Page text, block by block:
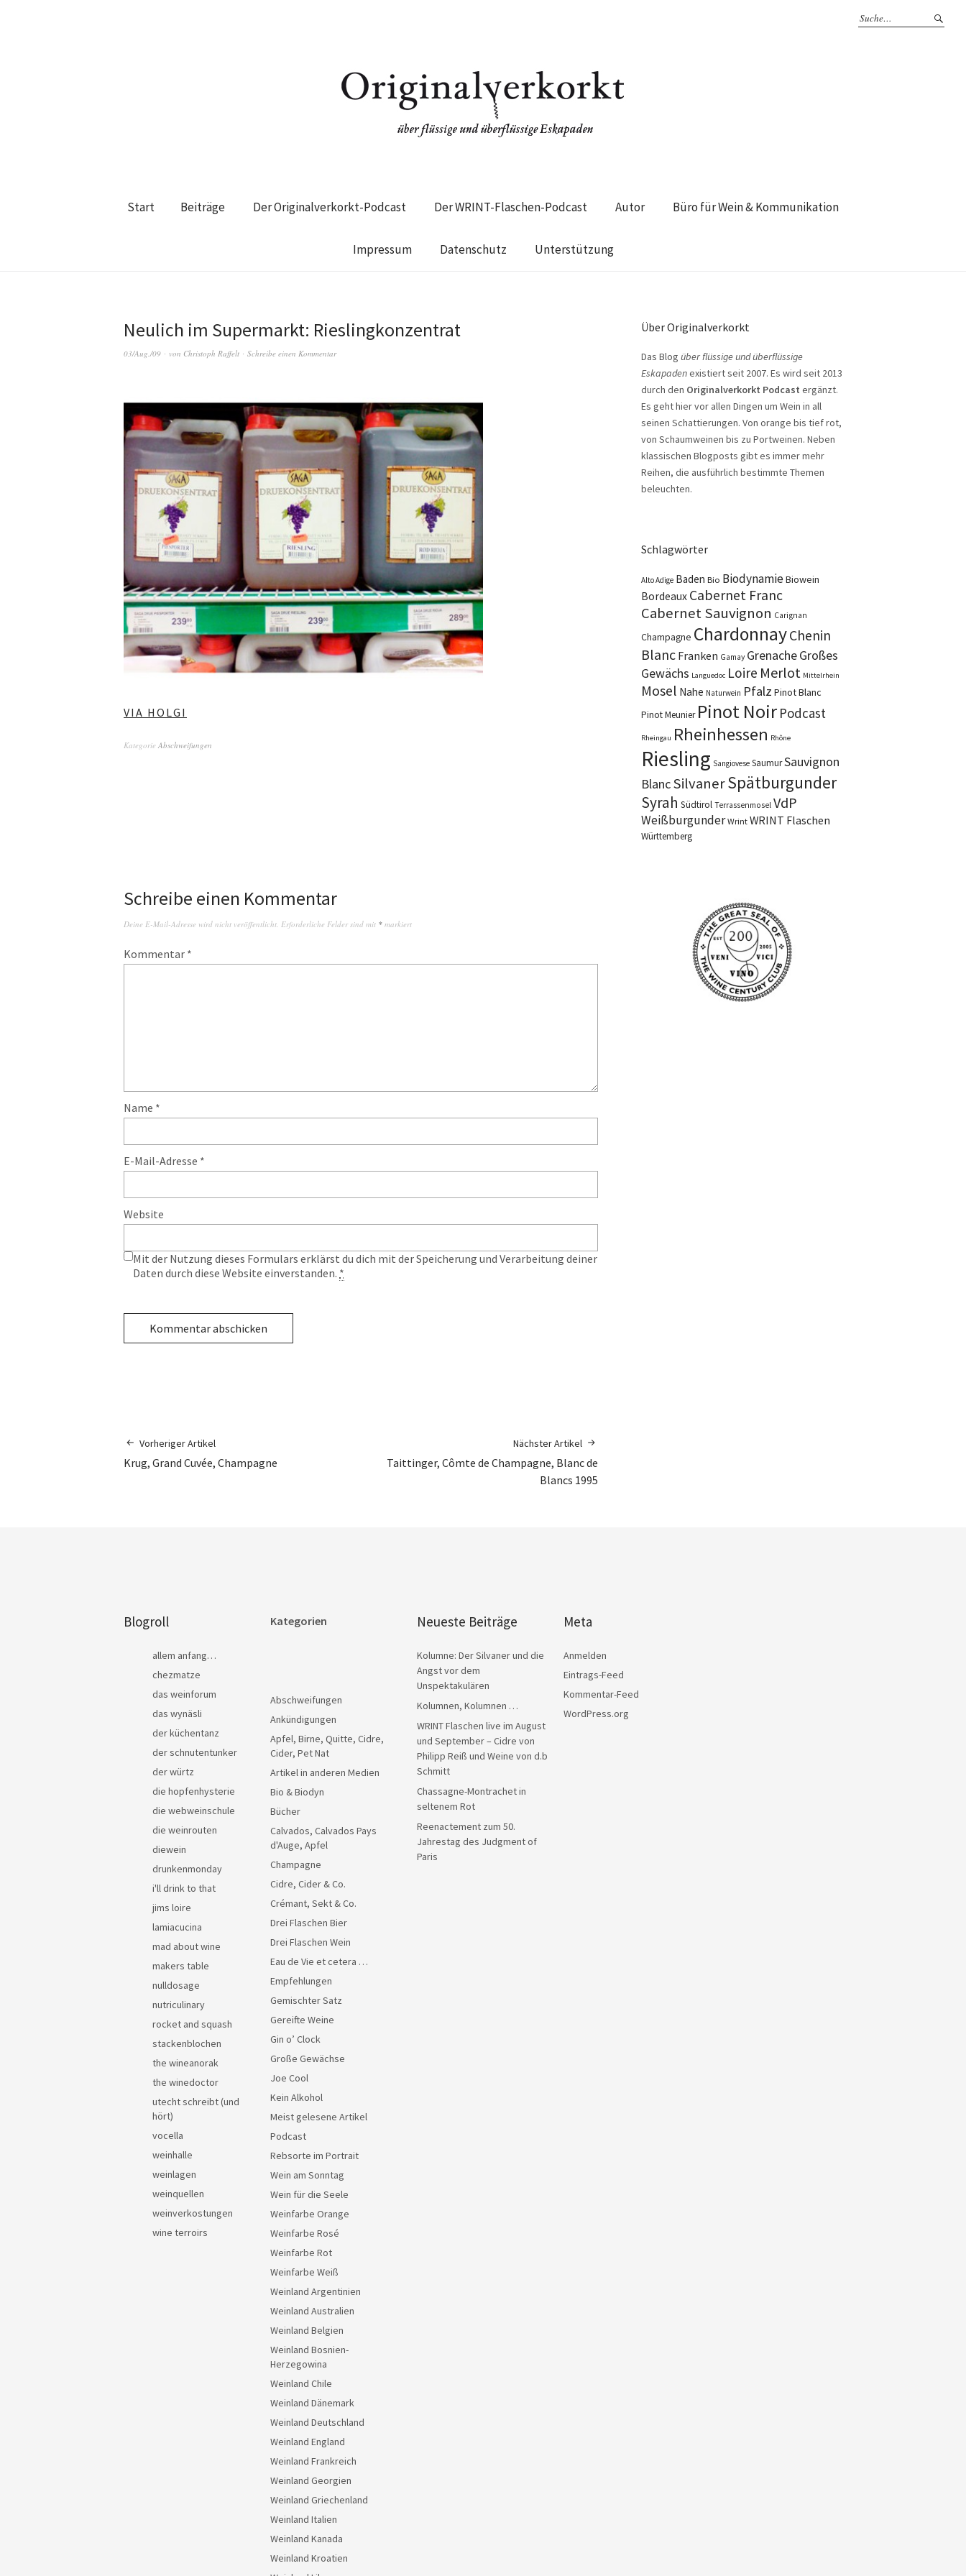
Start Beiträge Der Originalverkorkt-Podcast Der WRINT-Flaschen-Podcast Autor Büro für Wein & Kommunikation
Impressum Datenschutz Unterstützung
Neulich im Supermarkt: Rieslingkonzentrat
03/Aug./09 von Christoph Raffelt Schreibe einen Kommentar
VIA HOLGI
Kategorie Abschweifungen
Schreibe einen Kommentar
Deine E-Mail-Adresse wird nicht veröffentlicht. Erforderliche Felder sind mit * markiert
Kommentar *
Name *
E-Mail-Adresse *
Website
Mit der Nutzung dieses Formulars erklärst du dich mit der Speicherung und Verarbeitung deiner
Daten durch diese Website einverstanden. *
Vorheriger Artikel
Krug, Grand Cuvée, Champagne
Nächster Artikel
Taittinger, Cômte de Champagne, Blanc de
Blancs 1995
Über Originalverkorkt
Das Blog über flüssige und überflüssige
Eskapadenexistiert seit 2007. Es wird seit 2013
durch den Originalverkorkt Podcast ergänzt.
Es geht hier vor allen Dingen um Wein in all
seinen Schattierungen. Von orange bis tief rot,
von Schaumweinen bis zu Portweinen. Neben
klassischen Blogposts gibt es immer mehr
Reihen, die ausführlich bestimmte Themen
beleuchten.
Schlagwörter
Alto Adige Baden Bio BiodynamieBiowein
Bordeaux Cabernet Franc
Cabernet Sauvignon Carignan
Champagne ChardonnayChenin
Blanc Franken Gamay GrenacheGroßes
Gewächs Languedoc Loire Merlot Mittelrhein
Mosel Nahe Naturwein Pfalz Pinot Blanc
Pinot Meunier Pinot Noir Podcast
Rheingau Rheinhessen Rhône
Riesling Sangiovese SaumurSauvignon
BlancSilvanerSpätburgunder
Syrah Südtirol Terrassenmosel VdP
Weißburgunder Wrint WRINT Flaschen
Württemberg
Blogroll
allem anfang…
chezmatze
das weinforum
das wynäsli
der küchentanz
der schnutentunker
der würtz
die hopfenhysterie
die webweinschule
die weinrouten
diewein
drunkenmonday
i'll drink to that
jims loire
lamiacucina
mad about wine
makers table
nulldosage
nutriculinary
rocket and squash
stackenblochen
the wineanorak
the winedoctor
utecht schreibt (und
hört)
vocella
weinhalle
weinlagen
weinquellen
weinverkostungen
wine terroirs
Kategorien
Abschweifungen
Ankündigungen
Apfel, Birne, Quitte, Cidre,
Cider, Pet Nat
Artikel in anderen Medien
Bio & Biodyn
Bücher
Calvados, Calvados Pays
d'Auge, Apfel
Champagne
Cidre, Cider & Co.
Crémant, Sekt & Co.
Drei Flaschen Bier
Drei Flaschen Wein
Eau de Vie et cetera …
Empfehlungen
Gemischter Satz
Gereifte Weine
Gin o’ Clock
Große Gewächse
Joe Cool
Kein Alkohol
Meist gelesene Artikel
Podcast
Rebsorte im Portrait
Wein am Sonntag
Wein für die Seele
Weinfarbe Orange
Weinfarbe Rosé
Weinfarbe Rot
Weinfarbe Weiß
Weinland Argentinien
Weinland Australien
Weinland Belgien
Weinland Bosnien-
Herzegowina
Weinland Chile
Weinland Dänemark
Weinland Deutschland
Weinland England
Weinland Frankreich
Weinland Georgien
Weinland Griechenland
Weinland Italien
Weinland Kanada
Weinland Kroatien
Neueste Beiträge
Kolumne: Der Silvaner und die
Angst vor dem
Unspektakulären
Kolumnen, Kolumnen …
WRINT Flaschen live im August
und September – Cidre von
Philipp Reiß und Weine von d.b
Schmitt
Chassagne-Montrachet in
seltenem Rot
Reenactement zum 50.
Jahrestag des Judgment of
Paris
Meta
Anmelden
Eintrags-Feed
Kommentar-Feed
WordPress.org